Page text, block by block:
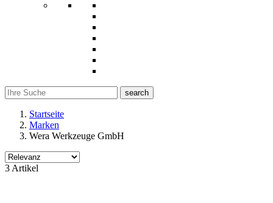
search
Startseite
Marken
Wera Werkzeuge GmbH
Filter
3 Artikel